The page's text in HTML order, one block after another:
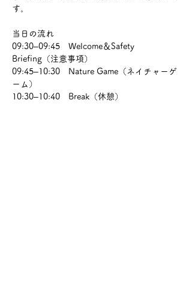
す。
当日の流れ
09:30–09:45　Welcome＆Safety
Briefing（注意事項）
09:45–10:30　Nature Game（ネイチャーゲ
ーム）
10:30–10:40　Break（休憩）